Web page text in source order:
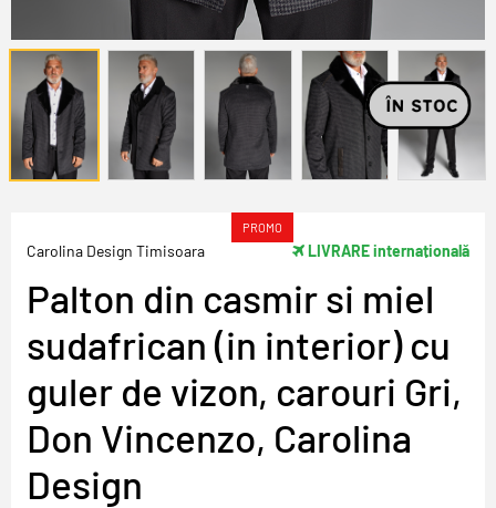
Carolina Design Timisoara
PROMO
LIVRARE internațională
Palton din casmir si miel
sudafrican (in interior) cu
guler de vizon, carouri Gri,
Don Vincenzo, Carolina
Design